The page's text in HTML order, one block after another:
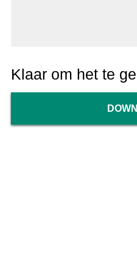
Klaar om het te